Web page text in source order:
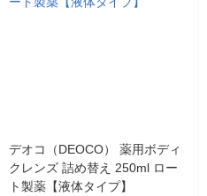
デオコ（DEOCO） 薬用ボディ
クレンズ 詰め替え 250ml ロー
ト製薬【液体タイプ】